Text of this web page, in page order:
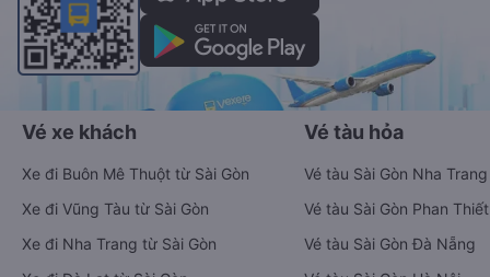
Vé xe khách
Xe đi Buôn Mê Thuột từ Sài Gòn
Xe đi Vũng Tàu từ Sài Gòn
Xe đi Nha Trang từ Sài Gòn
Vé tàu hỏa
Vé tàu Sài Gòn Nha Trang
Vé tàu Sài Gòn Phan Thiết
Vé tàu Sài Gòn Đà Nẵng